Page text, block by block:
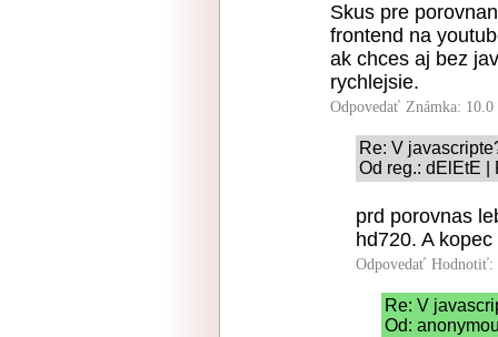
Skus pre
frontend na
ak chces aj bez
rychlejsie.
Odpovedať Známka: 10.0
Re: V
Od reg.: dElEtE |
prd porovnas
hd720. A
Odpovedať Hodnotiť:
Re: V
Od: